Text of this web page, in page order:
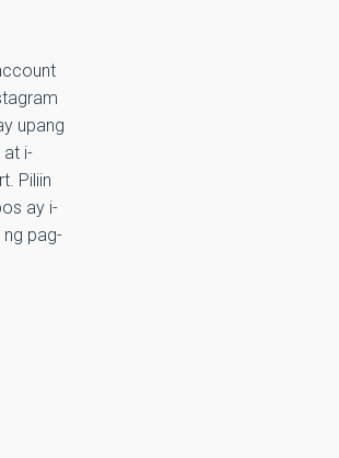
upang
at i-
Piliin
ay i-
pag-